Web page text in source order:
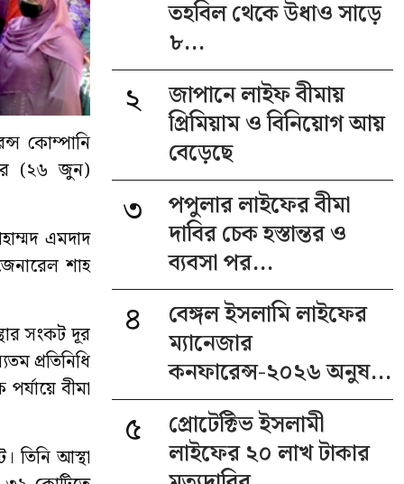
কোম্পানি
(২৬ জুন)
এমদাদ
শাহ
সংকট দূর
প্রতিনিধি
বীমা
তিনি আস্থা
তহবিল থেকে উধাও সাড়ে
৮...
২
জাপানে লাইফ বীমায়
প্রিমিয়াম ও বিনিয়োগ আয়
বেড়েছে
৩
পপুলার লাইফের বীমা
দাবির চেক হস্তান্তর ও
ব্যবসা পর...
৪
বেঙ্গল ইসলামি লাইফের
ম্যানেজার
কনফারেন্স-২০২৬ অনুষ...
৫
প্রোটেক্টিভ ইসলামী
লাইফের ২০ লাখ টাকার